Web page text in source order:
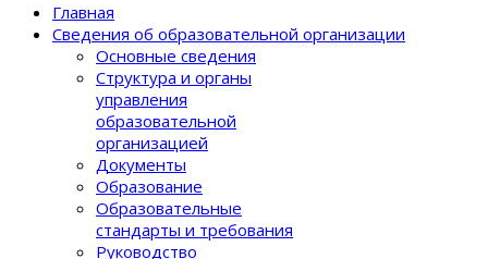
Главная
Сведения об образовательной организации
Основные сведения
Структура и органы
управления
образовательной
организацией
Документы
Образование
Образовательные
стандарты и требования
Руководство